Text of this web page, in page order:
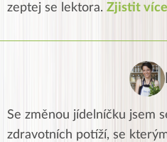
zeptej se lektora. Zjistit více
Se změnou jídelníčku jsem
zdravotních potíží, se